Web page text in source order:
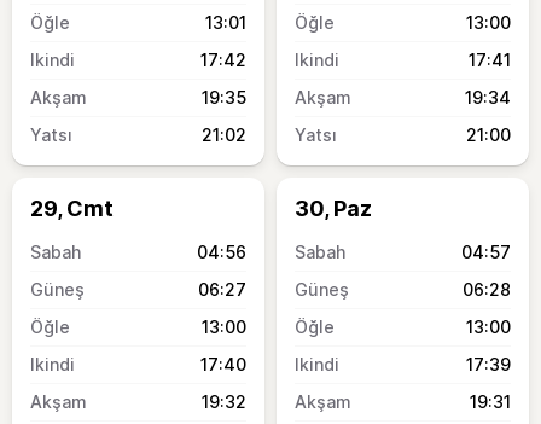
13:01
17:42
19:35
21:02
13:00
17:41
19:34
21:00
29, Cmt
04:56
06:27
13:00
17:40
19:32
30, Paz
04:57
06:28
13:00
17:39
19:31